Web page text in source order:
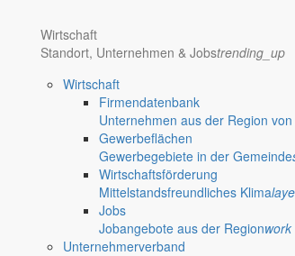
Wirtschaft
Standort, Unternehmen & Jobstrending_up
Wirtschaft
Firmendatenbank
Unternehmen aus der Region
Gewerbeflächen
Gewerbegebiete in der Gemeinde
Wirtschaftsförderung
Mittelstandsfreundliches Klima
Jobs
Jobangebote aus der Regionwork
Unternehmerverband